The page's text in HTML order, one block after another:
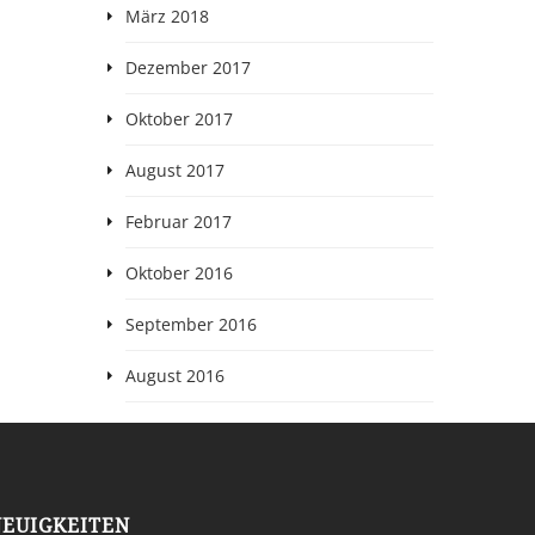
März 2018
Dezember 2017
Oktober 2017
August 2017
Februar 2017
Oktober 2016
September 2016
August 2016